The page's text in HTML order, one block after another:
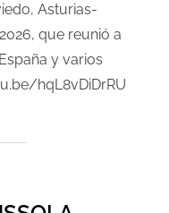
Asturias-
que reunió a
y varios
hqL8vDiDrRU